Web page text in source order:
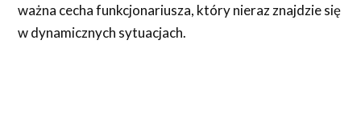
ważna cecha funkcjonariusza, który nieraz znajdzie się
w dynamicznych sytuacjach.